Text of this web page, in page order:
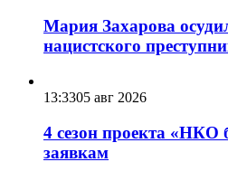
Мария Захарова
нацистского
13:3305 авг 2026
4 сезон проекта «НКО
заявкам